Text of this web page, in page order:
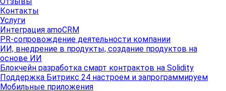
Контакты
Услуги
Интеграция amoCRM
PR-сопровождение деятельности компании
ИИ, внедрение в продукты, создание продуктов на
основе ИИ
Блокчейн разработка смарт контрактов на Solidity
Поддержка Битрикс 24 настроем и запрограммируем
Мобильные приложения